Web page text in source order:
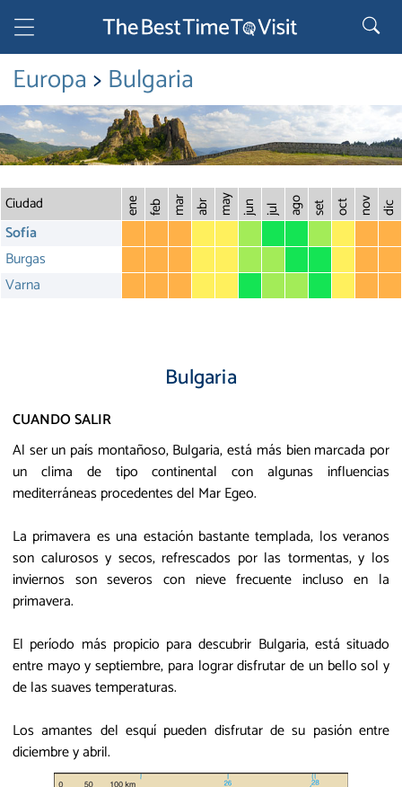
Europa>Bulgaria
Ciudad ene feb mar abr may jun jul ago set oct nov dic
Sofía
Burgas
Varna
Bulgaria
CUANDO SALIR
Al ser un país montañoso, Bulgaria, está más bien marcada por
un clima de tipo continental con algunas influencias
mediterráneas procedentes del Mar Egeo.
La primavera es una estación bastante templada, los veranos
son calurosos y secos, refrescados por las tormentas, y los
inviernos son severos con nieve frecuente incluso en la
primavera.
El período más propicio para descubrir Bulgaria, está situado
entre mayo y septiembre, para lograr disfrutar de un bello sol y
de las suaves temperaturas.
Los amantes del esquí pueden disfrutar de su pasión entre
diciembre y abril.